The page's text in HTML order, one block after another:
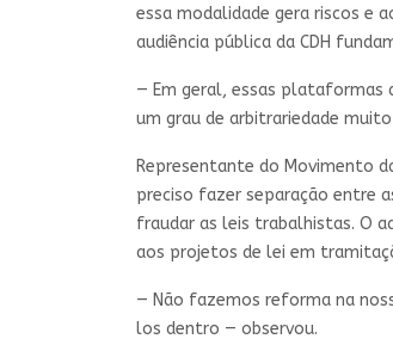
essa modalidade gera riscos e
audiência pública da CDH
— Em geral, essas plataformas
um grau de arbitrariedade
Representante do Movimento
preciso fazer separação entre
fraudar as leis trabalhistas. O
aos projetos de lei em
— Não fazemos reforma na
los dentro — observou.